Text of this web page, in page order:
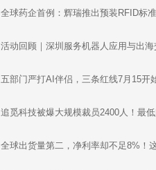
全球药企首例：辉瑞推出预装RFID标
五部门严打AI伴侣，三条红线7月15开